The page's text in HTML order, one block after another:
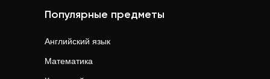
Популярные предметы
Английский язык
Математика